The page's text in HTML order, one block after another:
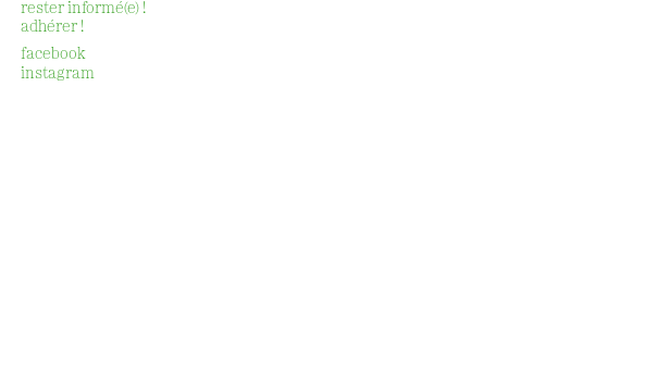
rester informé(e) !
adhérer !
CONTACT
facebook
instagram